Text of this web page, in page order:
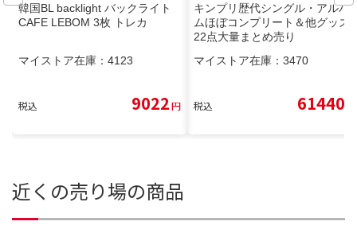
韓国BL backlight バックライト
CAFE LEBOM 3枚 トレカ
マイストア在庫： 4123
税込 9022円
キンプリ歴代シングル・アルバ
ムほぼコンプリート＆他グッズ3
22点大量まとめ売り
マイストア在庫： 3470
税込 61440
近くの売り場の商品